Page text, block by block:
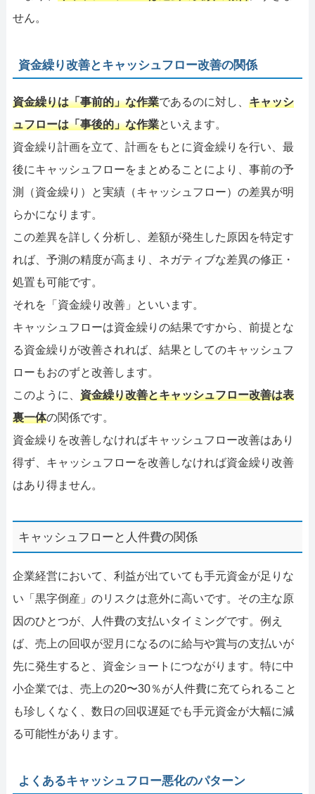
せん。
資金繰り改善とキャッシュフロー改善の関係
資金繰りは「事前的」な作業であるのに対し、 キャッシ
ュフローは「事後的」な作業といえます。
資金繰り計画を立て、計画をもとに資金繰りを行い、最
後にキャッシュフローをまとめることにより、事前の予
測（資金繰り）と実績（キャッシュフロー）の差異が明
らかになります。
この差異を詳しく分析し、差額が発生した原因を特定す
れば、予測の精度が高まり、ネガティブな差異の修正・
処置も可能です。
それを「資金繰り改善」といいます。
キャッシュフローは資金繰りの結果ですから、前提とな
る資金繰りが改善されれば、結果としてのキャッシュフ
ローもおのずと改善します。
このように、 資金繰り改善とキャッシュフロー改善は表
裏一体の関係です。
資金繰りを改善しなければキャッシュフロー改善はあり
得ず、キャッシュフローを改善しなければ資金繰り改善
はあり得ません。
キャッシュフローと人件費の関係
企業経営において、利益が出ていても手元資金が足りな
い「黒字倒産」のリスクは意外に高いです。その主な原
因のひとつが、人件費の支払いタイミングです。例え
ば、売上の回収が翌月になるのに給与や賞与の支払いが
先に発生すると、資金ショートにつながります。特に中
小企業では、売上の20〜30％が人件費に充てられること
も珍しくなく、数日の回収遅延でも手元資金が大幅に減
る可能性があります。
よくあるキャッシュフロー悪化のパターン